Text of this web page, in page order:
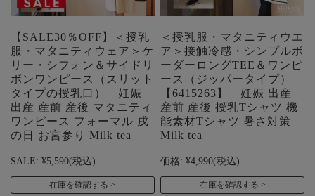
【SALE30％OFF】＜授乳
服・マタニティウェア＞ケ
リー・シフォン＆サイドリ
ボンワンピース（スリット
タイプの授乳口） 妊娠
出産 産前 産後 マタニティ
ワンピース フォーマル 戌
の日 お宮参り Milk tea
SALE: ¥5,590(税込)
在庫を確認する
＜授乳服・マタニティウエ
ア＞接触冷感・シンプルボ
ーダーロングTEE＆ワンピ
ース（ジッパータイプ）
【6415263】 妊娠 出産
産前 産後 授乳Tシャツ 機
能素材Tシャツ 暑さ対策
Milk tea
価格: ¥4,990(税込)
在庫を確認する